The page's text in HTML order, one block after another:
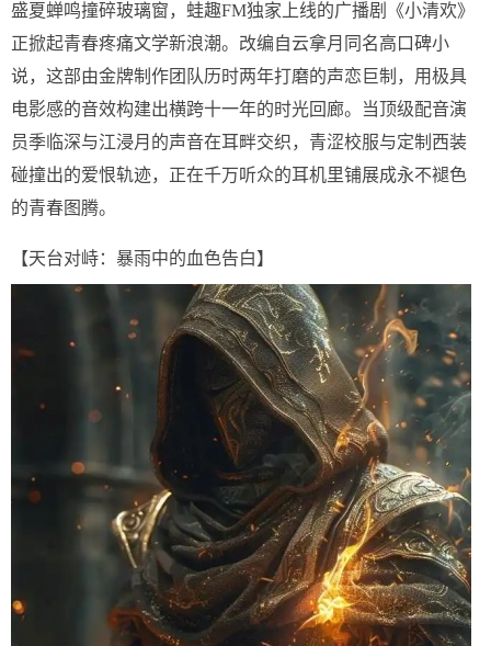
盛夏蝉鸣撞碎玻璃窗，蛙趣FM独家上线的广播剧《小清欢》
正掀起青春疼痛文学新浪潮。改编自云拿月同名高口碑小
说，这部由金牌制作团队历时两年打磨的声恋巨制，用极具
电影感的音效构建出横跨十一年的时光回廊。当顶级配音演
员季临深与江浸月的声音在耳畔交织，青涩校服与定制西装
碰撞出的爱恨轨迹，正在千万听众的耳机里铺展成永不褪色
的青春图腾。
【天台对峙：暴雨中的血色告白】